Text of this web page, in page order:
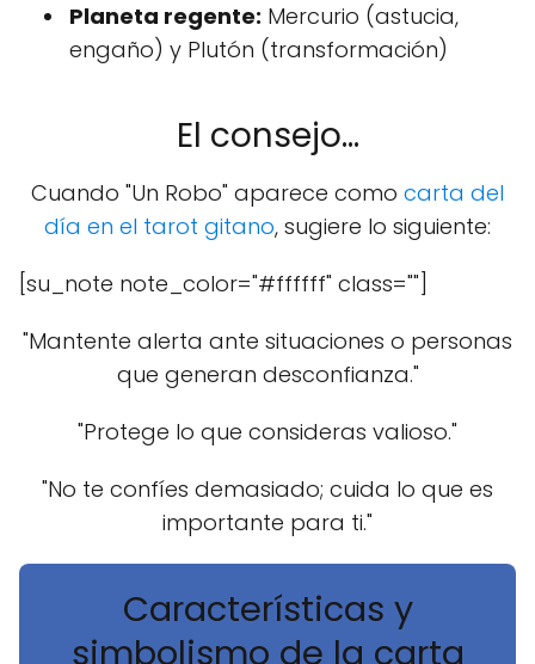
Planeta regente: Mercurio (astucia,
engaño) y Plutón (transformación)
El consejo...
Cuando "Un Robo" aparece como carta del
día en el tarot gitano, sugiere lo siguiente:
[su_note note_color="#ffffff" class=""]
"Mantente alerta ante situaciones o personas
que generan desconfianza."
"Protege lo que consideras valioso."
"No te confíes demasiado; cuida lo que es
importante para ti."
Características y
simbolismo de la carta